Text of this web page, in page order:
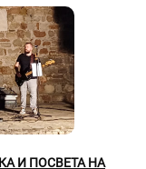
И ПОСВЕТА НА